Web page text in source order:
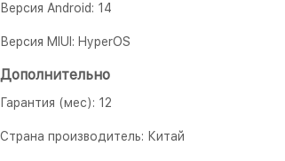
Версия Android: 14
Версия MIUI: HyperOS
Дополнительно
Гарантия (мес): 12
Страна производитель: Китай